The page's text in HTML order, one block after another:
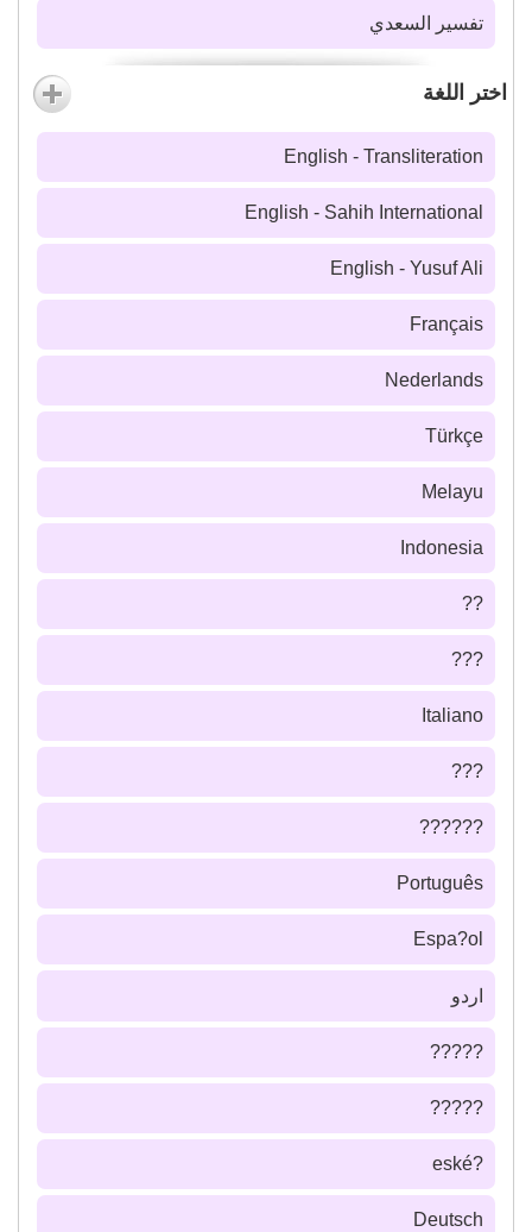
تفسير السعدي
اختر اللغة
English - Transliteration
English - Sahih International
English - Yusuf Ali
Français
Nederlands
Türkçe
Melayu
Indonesia
??
???
Italiano
???
??????
Português
Espa?ol
اردو
?????
?????
?eské
Deutsch